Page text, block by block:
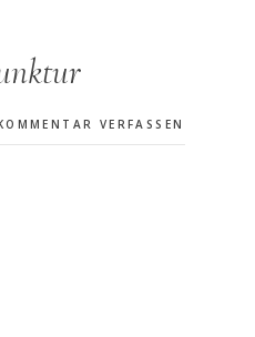
VERFASSEN